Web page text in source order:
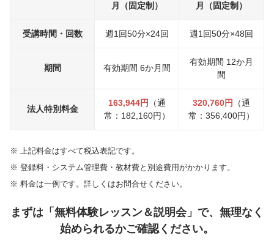
月（固定制）
月（固定制）
受講時間・回数 週1回50分×24回 週1回50分×48回
期間 有効期間 6か月間
有効期間 12か月
間
法人特別料金
163,944円 （通
常：182,160円）
320,760円
（通
常：356,400円）
※ 上記料金はすべて税込表記です。
※ 登録料・システム管理費・教材費と別途費用がかかります。
※ 料金は一例です。詳しくはお問合せください。
まずは「無料体験レッスン＆説明会」で、無理なく
始められるかご確認ください。